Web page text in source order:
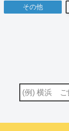
その他